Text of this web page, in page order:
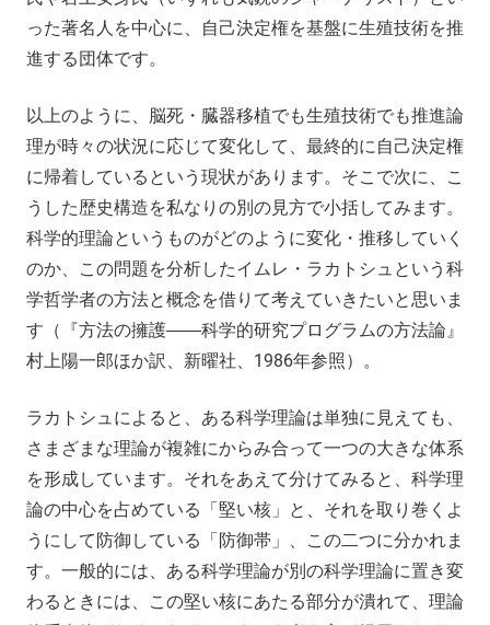
った著名人を中心に、自己決定権を基盤に生殖技術を推
進する団体です。
以上のように、脳死・臓器移植でも生殖技術でも推進論
理が時々の状況に応じて変化して、最終的に自己決定権
に帰着しているという現状があります。そこで次に、こ
うした歴史構造を私なりの別の見方で小括してみます。
科学的理論というものがどのように変化・推移していく
のか、この問題を分析したイムレ・ラカトシュという科
学哲学者の方法と概念を借りて考えていきたいと思いま
す（『方法の擁護――科学的研究プログラムの方法論』
村上陽一郎ほか訳、新曜社、1986年参照）。
ラカトシュによると、ある科学理論は単独に見えても、
さまざまな理論が複雑にからみ合って一つの大きな体系
を形成しています。それをあえて分けてみると、科学理
論の中心を占めている「堅い核」と、それを取り巻くよ
うにして防御している「防御帯」、この二つに分かれま
す。一般的には、ある科学理論が別の科学理論に置き変
わるときには、この堅い核にあたる部分が潰れて、理論